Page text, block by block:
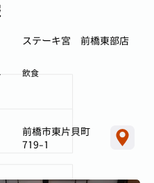
ステーキ宮 前橋東部店
飲食
前橋市東片貝町
719-1